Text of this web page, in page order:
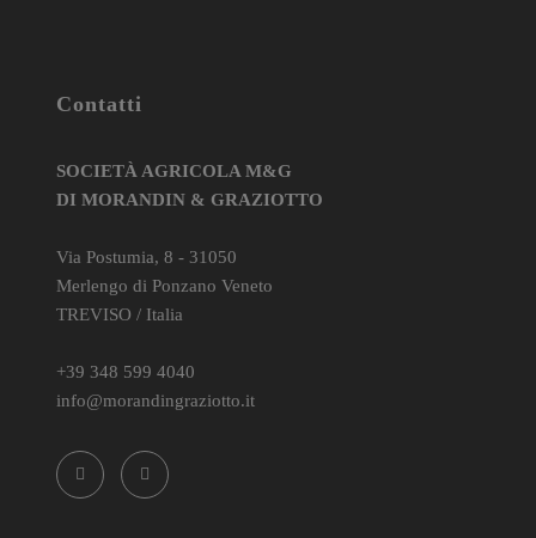
Contatti
SOCIETÀ AGRICOLA M&G
DI MORANDIN & GRAZIOTTO
Via Postumia, 8 - 31050
Merlengo di Ponzano Veneto
TREVISO / Italia
+39 348 599 4040
info@morandingraziotto.it